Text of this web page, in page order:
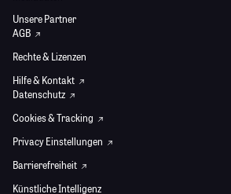
Unsere Partner
AGB
Rechte & Lizenzen
Hilfe & Kontakt
Datenschutz
Cookies & Tracking
Privacy Einstellungen
Barrierefreiheit
Künstliche Intelligenz